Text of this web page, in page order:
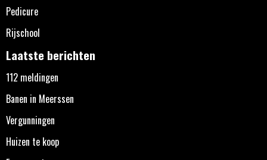
Pedicure
Rijschool
Laatste berichten
112 meldingen
Banen in Meerssen
Vergunningen
Huizen te koop